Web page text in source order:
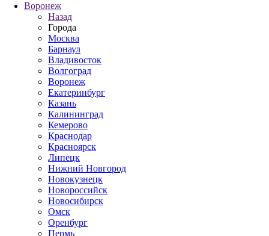
Воронеж
Назад
Города
Москва
Барнаул
Владивосток
Волгоград
Воронеж
Екатеринбург
Казань
Калининград
Кемерово
Краснодар
Красноярск
Липецк
Нижний Новгород
Новокузнецк
Новороссийск
Новосибирск
Омск
Оренбург
Пермь